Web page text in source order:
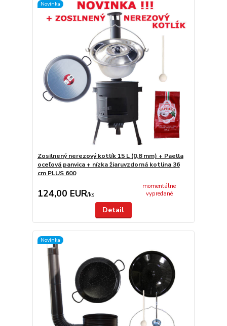
Novinka
Zosilnený nerezový kotlík 15 L (0,8 mm) + Paella
oceľová panvica + nízka žiaruvzdorná kotlina 36
cm PLUS 600
124,00 EUR/ks
momentálne
vypredané
Detail
Novinka